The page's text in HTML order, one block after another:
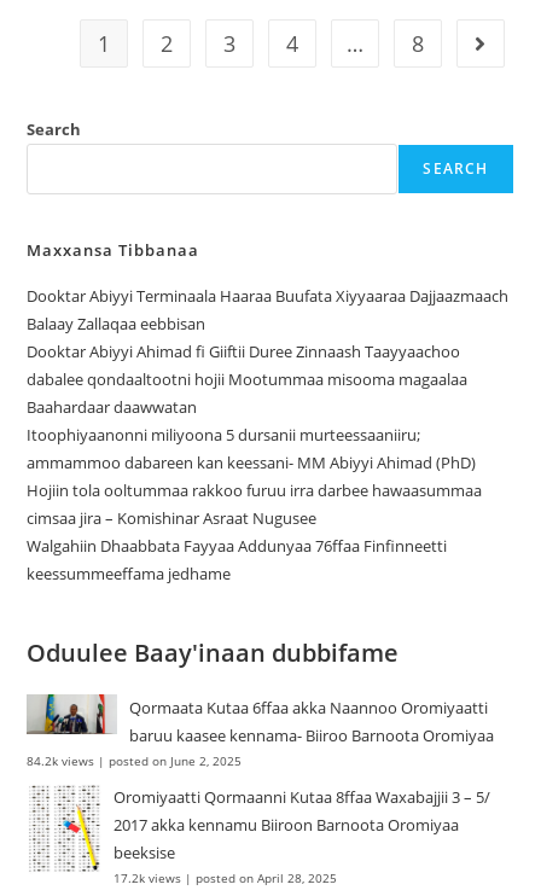
1 2 3 4 … 8
Search
SEARCH
Maxxansa Tibbanaa
Dooktar Abiyyi Terminaala Haaraa Buufata Xiyyaaraa Dajjaazmaach
Balaay Zallaqaa eebbisan
Dooktar Abiyyi Ahimad fi Giiftii Duree Zinnaash Taayyaachoo
dabalee qondaaltootni hojii Mootummaa misooma magaalaa
Baahardaar daawwatan
Itoophiyaanonni miliyoona 5 dursanii murteessaaniiru;
ammammoo dabareen kan keessani- MM Abiyyi Ahimad (PhD)
Hojiin tola ooltummaa rakkoo furuu irra darbee hawaasummaa
cimsaa jira – Komishinar Asraat Nugusee
Walgahiin Dhaabbata Fayyaa Addunyaa 76ffaa Finfinneetti
keessummeeffama jedhame
Oduulee Baay'inaan dubbifame
Qormaata Kutaa 6ffaa akka Naannoo Oromiyaatti
baruu kaasee kennama- Biiroo Barnoota Oromiyaa
84.2k views |posted on June 2, 2025
Oromiyaatti Qormaanni Kutaa 8ffaa Waxabajjii 3 – 5/
2017 akka kennamu Biiroon Barnoota Oromiyaa
beeksise
17.2k views |posted on April 28, 2025